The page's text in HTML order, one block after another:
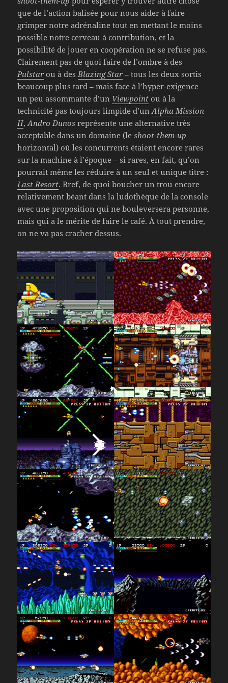
que de l’action balisée pour nous aider à faire
grimper notre adrénaline tout en mettant le moins
possible notre cerveau à contribution, et la
possibilité de jouer en coopération ne se refuse pas.
Clairement pas de quoi faire de l’ombre à des
Pulstar ou à desBlazing Star – tous les deux sortis
beaucoup plus tard – mais face à l’hyper-exigence
un peu assommante d’un Viewpoint ou à la
technicité pas toujours limpide d’unAlpha Mission
II,Andro Dunos représente une alternative très
acceptable dans un domaine (leshoot-them-up
horizontal) où les concurrents étaient encore rares
sur la machine à l’époque – si rares, en fait, qu’on
pourrait même les réduire à un seul et unique titre :
Last Resort. Bref, de quoi boucher un trou encore
relativement béant dans la ludothèque de la console
avec une proposition qui ne bouleversera personne,
mais qui a le mérite de faire le café. À tout prendre,
on ne va pas cracher dessus.